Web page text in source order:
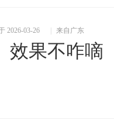
2026-03-26 来自广东
效果不咋嘀